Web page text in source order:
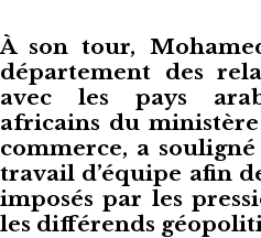
À son tour,
département des
avec les pays
africains du
commerce, a
travail d’équipe afin
imposés par les
les différends